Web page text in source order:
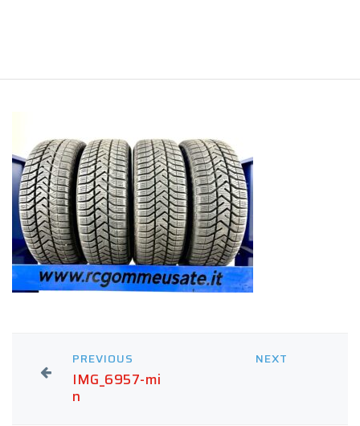
PREVIOUS
IMG_6957-mi
n
NEXT